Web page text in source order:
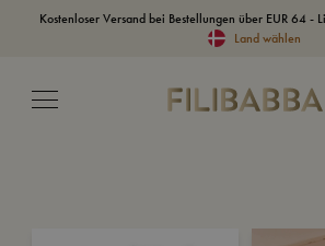
Kostenloser Versand bei Bestellungen über EUR 64 -
Land wählen